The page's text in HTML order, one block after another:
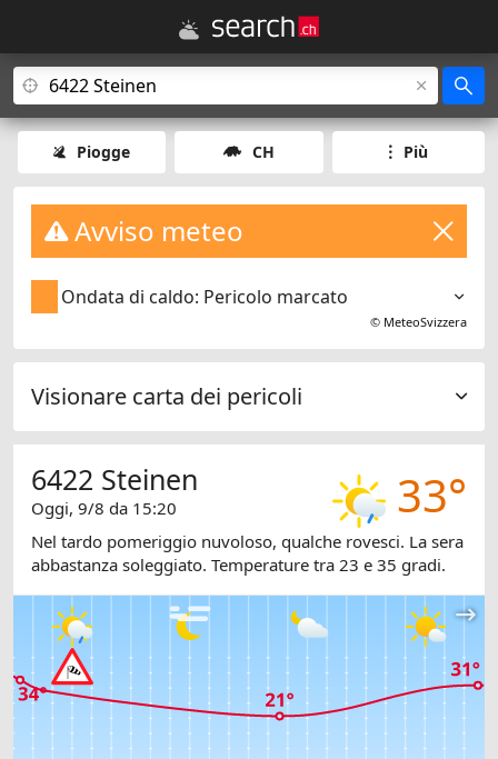
Piogge CH Più
Avviso meteo
Ondata di caldo: Pericolo marcato
© MeteoSvizzera
Visionare carta dei pericoli
33°
6422 Steinen
Oggi, 9/8 da 15:20
Nel tardo pomeriggio nuvoloso, qualche rovesci. La sera
abbastanza soleggiato. Temperature tra 23 e 35 gradi.